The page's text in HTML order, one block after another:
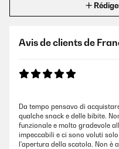
Avis de clients de
Da tempo pensavo di
qualche snack e delle bibite.
funzionale e molto gradevole
impeccabili e ci sono voluti
l'apertura della scatola. Non è